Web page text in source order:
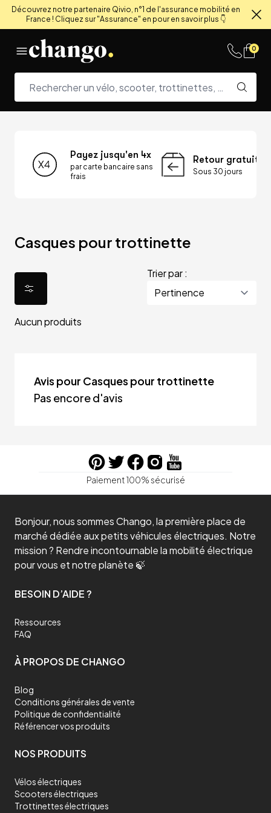
Découvrez notre partenaire Qivio, n°1 de l'assurance mobilité en
France ! Cliquez sur "Assurance" en pour en savoir plus 👇
0
Payez jusqu'en 4x
par carte bancaire sans
frais
Retour gratuit
Sous 30 jours
Casques pour trottinette
Trier par :
Aucun produits
Avis pour Casques pour trottinette
Pas encore d'avis
Paiement 100% sécurisé
Bonjour, nous sommes Chango, la première place de
marché dédiée aux petits véhicules électriques. Notre
mission ? Rendre incontournable la mobilité électrique
pour vous et notre planète 🍃
BESOIN D’AIDE ?
Ressources
FAQ
À PROPOS DE CHANGO
Blog
Conditions générales de vente
Politique de confidentialité
Référencer vos produits
NOS PRODUITS
Vélos électriques
Scooters électriques
Trottinettes électriques